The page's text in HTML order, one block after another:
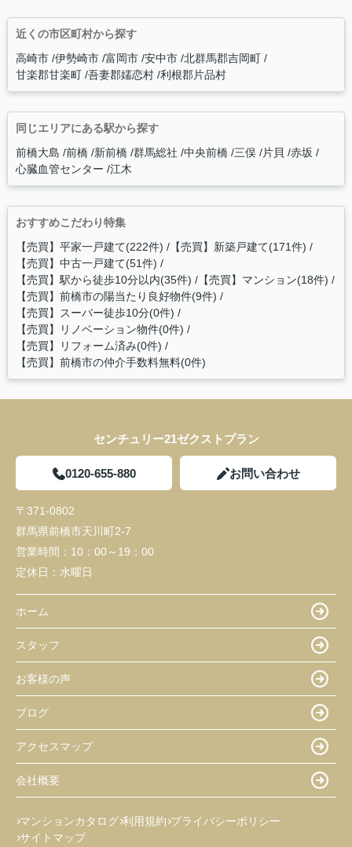
近くの市区町村から探す
高崎市 伊勢崎市 富岡市 安中市 北群馬郡吉岡町
甘楽郡甘楽町 吾妻郡嬬恋村 利根郡片品村
同じエリアにある駅から探す
前橋大島 前橋 新前橋 群馬総社 中央前橋 三俣 片貝
赤坂
心臓血管センター 江木
おすすめこだわり特集
【売買】平家一戸建て(222件) 【売買】新築戸建て(171件)
【売買】中古一戸建て(51件)
【売買】駅から徒歩10分以内(35件) 【売買】マンション(18件)
【売買】前橋市の陽当たり良好物件(9件)
【売買】スーバー徒歩10分(0件)
【売買】リノベーション物件(0件)
【売買】リフォーム済み(0件)
【売買】前橋市の仲介手数料無料(0件)
センチュリー21ゼクストプラン
0120-655-880 お問い合わせ
〒371-0802
群馬県前橋市天川町2-7
営業時間： 10：00～19：00
定休日： 水曜日
ホーム
スタッフ
お客様の声
ブログ
アクセスマップ
会社概要
マンションカタログ 利用規約 プライバシーポリシー
サイトマップ